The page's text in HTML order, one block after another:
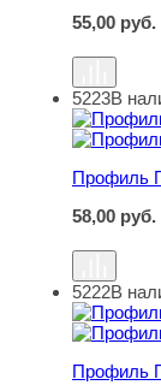
55,00 руб.
Профиль
5223В
Профиль
58,00 руб.
Профиль
5222В
Профиль